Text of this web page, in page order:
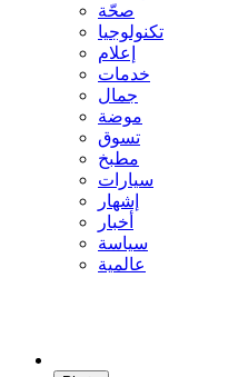
صحّة
تكنولوجيا
إعلام
خدمات
جمال
موضة
تسوق
مطبخ
سيارات
إشهار
أخبار
سياسة
عالمية